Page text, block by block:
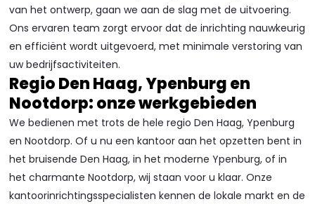
van het ontwerp, gaan we aan de slag met de uitvoering.
Ons ervaren team zorgt ervoor dat de inrichting nauwkeurig
en efficiënt wordt uitgevoerd, met minimale verstoring van
uw bedrijfsactiviteiten.
Regio Den Haag, Ypenburg en
Nootdorp: onze werkgebieden
We bedienen met trots de hele regio Den Haag, Ypenburg
en Nootdorp. Of u nu een kantoor aan het opzetten bent in
het bruisende Den Haag, in het moderne Ypenburg, of in
het charmante Nootdorp, wij staan voor u klaar. Onze
kantoorinrichtingsspecialisten kennen de lokale markt en de